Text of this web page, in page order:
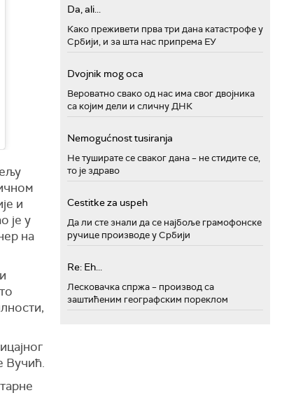
и
је у
на
Вучић.
Da, ali...
Како преживети прва три дана катастрофе у
Србији, и за шта нас припрема ЕУ
Dvojnik mog oca
Вероватно свако од нас има свог двојника
са којим дели и сличну ДНК
Nemogućnost tusiranja
Не туширате се сваког дана – не стидите се,
то је здраво
Cestitke za uspeh
Да ли сте знали да се најбоље грамофонске
ручице производе у Србији
Re: Eh...
Лесковачка спржа – производ са
заштићеним географским пореклом